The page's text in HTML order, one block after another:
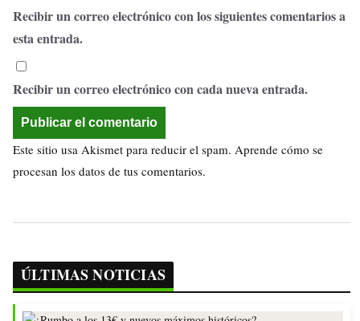
Recibir un correo electrónico con los siguientes comentarios a
esta entrada.
Recibir un correo electrónico con cada nueva entrada.
Este sitio usa Akismet para reducir el spam. Aprende cómo se
procesan los datos de tus comentarios.
ÚLTIMAS NOTICIAS